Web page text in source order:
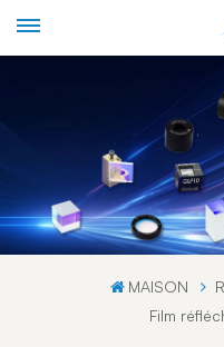
MAISON
Film